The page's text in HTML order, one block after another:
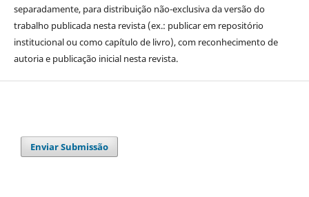
separadamente, para distribuição não-exclusiva da versão do
trabalho publicada nesta revista (ex.: publicar em repositório
institucional ou como capítulo de livro), com reconhecimento de
autoria e publicação inicial nesta revista.
Enviar Submissão